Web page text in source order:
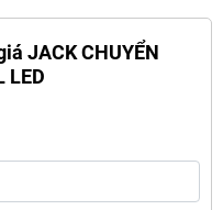
JACK CHUYỂN
LED